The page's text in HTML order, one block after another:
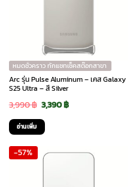
หมดชั่วคราว ทักแชทเช็คสต๊อกสาขา
Arc รุ่น Pulse Aluminum – เคส Galaxy
S25 Ultra – สี Silver
3,990฿ Original
price
was:
3,990 ฿.
3,390฿Current
3,390 ฿.
อ่านเพิ่ม
-57%